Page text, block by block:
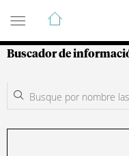
Guía de
Buscador de